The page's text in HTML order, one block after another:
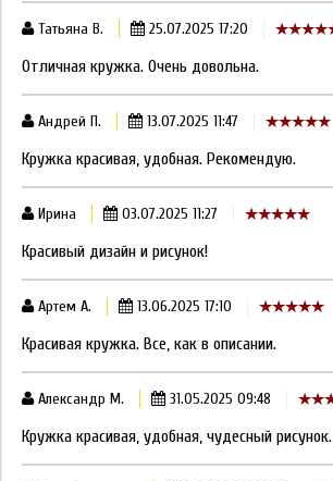
Татьяна В. 25.07.2025 17:20
Отличная кружка. Очень довольна.
Андрей П. 13.07.2025 11:47
Кружка красивая, удобная. Рекомендую.
Ирина 03.07.2025 11:27
Красивый дизайн и рисунок!
Артем А. 13.06.2025 17:10
Красивая кружка. Все, как в описании.
Александр М. 31.05.2025 09:48
Кружка красивая, удобная, чудесный рисунок.